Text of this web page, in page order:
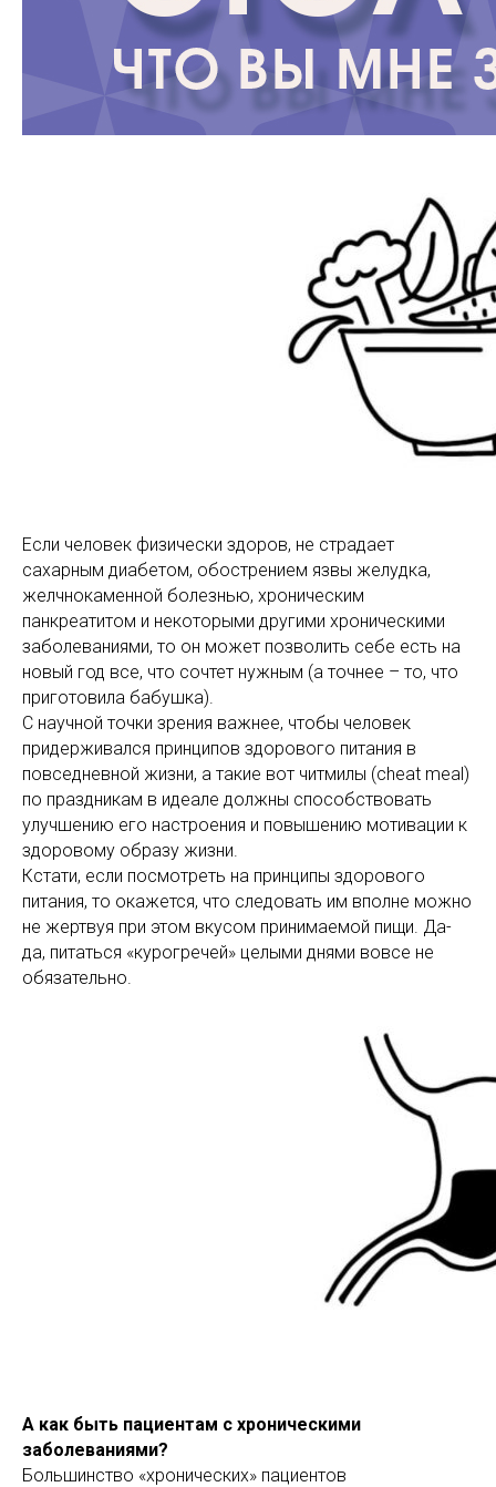
Если человек физически здоров, не страдает
сахарным диабетом, обострением язвы желудка,
желчнокаменной болезнью, хроническим
панкреатитом и некоторыми другими хроническими
заболеваниями, то он может позволить себе есть на
новый год все, что сочтет нужным (а точнее – то, что
приготовила бабушка).
С научной точки зрения важнее, чтобы человек
придерживался принципов здорового питания в
повседневной жизни, а такие вот читмилы (cheat meal)
по праздникам в идеале должны способствовать
улучшению его настроения и повышению мотивации к
здоровому образу жизни.
Кстати, если посмотреть на принципы здорового
питания, то окажется, что следовать им вполне можно
не жертвуя при этом вкусом принимаемой пищи. Да-
да, питаться «курогречей» целыми днями вовсе не
обязательно.
А как быть пациентам с хроническими
заболеваниями?
Большинство «хронических» пациентов